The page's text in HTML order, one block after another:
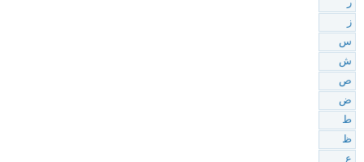
ر
ز
س
ش
ص
ض
ط
ظ
ع